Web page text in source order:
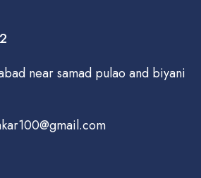
near samad pulao and biyani